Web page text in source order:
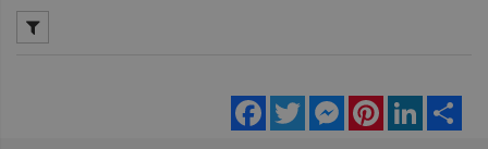
Facebook
Twitter MessengerPinterestLinkedIn